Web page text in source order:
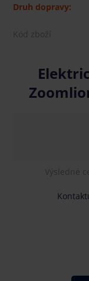
Druh dopravy:
Kód zboží
Výsledné